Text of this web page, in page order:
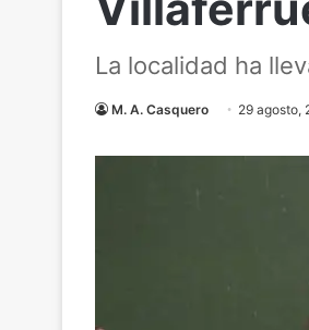
La localidad ha
M. A. Casquero 29 agosto,